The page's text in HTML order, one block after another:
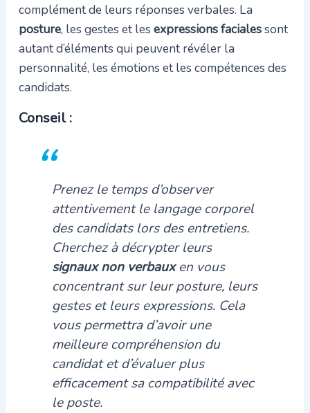
complément de leurs réponses verbales. La
posture, les gestes et les expressions facialessont
autant d’éléments qui peuvent révéler la
personnalité, les émotions et les compétences des
candidats.
Conseil :
Prenez le temps d’observer
attentivement le langage corporel
des candidats lors des entretiens.
Cherchez à décrypter leurs
signaux non verbauxen vous
concentrant sur leur posture, leurs
gestes et leurs expressions. Cela
vous permettra d’avoir une
meilleure compréhension du
candidat et d’évaluer plus
efficacement sa compatibilité avec
le poste.